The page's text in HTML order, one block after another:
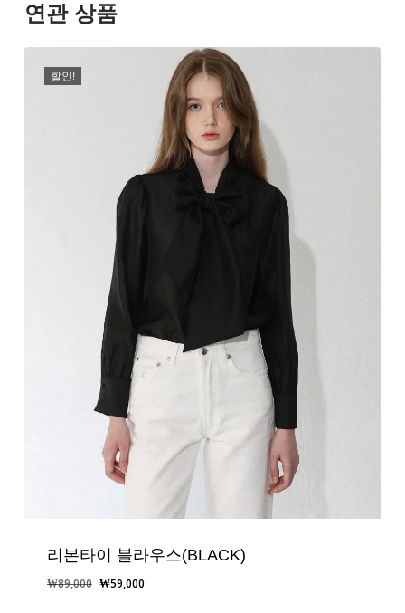
연관 상품
할인!
리본타이 블라우스(BLACK)
₩89,000 원
₩59,000현